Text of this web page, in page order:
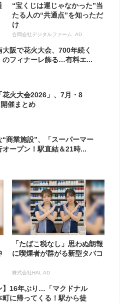
“宝くじは運じゃなかった”当
たる人の“共通点”を知っただ
け
合同会社デジタルファーム AD
大阪で花火大会、700年続く
のフィナーレ飾る…有料エ...
花火大会2026」、7月・8
催まとめ
“商業施設”、「スーパーマー
オープン！駅直結＆21時...
「たばこ税なし」思わぬ朗報
に喫煙者が群がる新型タバコ
株式会社HAL AD
】16年ぶり…「マクドナル
町に帰ってくる！駅から徒